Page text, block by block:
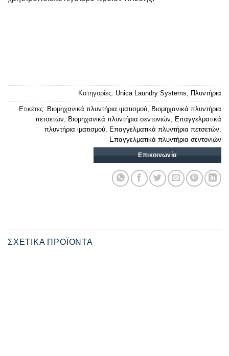
Κατηγορίες: Unica Laundry Systems, Πλυντήρια
Ετικέτες: Βιομηχανικά πλυντήρια ιματισμού, Βιομηχανικά πλυντήρια
πετσετών, Βιομηχανικά πλυντήρια σεντονιών, Επαγγελματικά
πλυντήρια ιματισμού, Επαγγελματικά πλυντήρια πετσετών,
Επαγγελματικά πλυντήρια σεντονιών
Επικοινωνία
ΣΧΕΤΙΚΆ ΠΡΟΪΌΝΤΑ